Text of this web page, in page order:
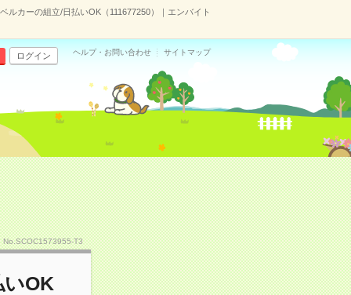
ルカーの組立/日払いOK（111677250）｜エンバイト
ログイン ヘルプ・お問い合わせ サイトマップ
No.SCOC1573955-T3
OK